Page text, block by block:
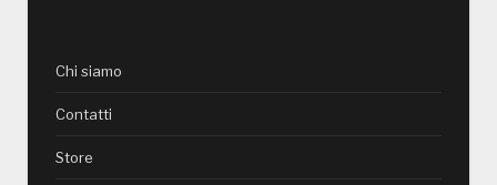
Chi siamo
Contatti
Store